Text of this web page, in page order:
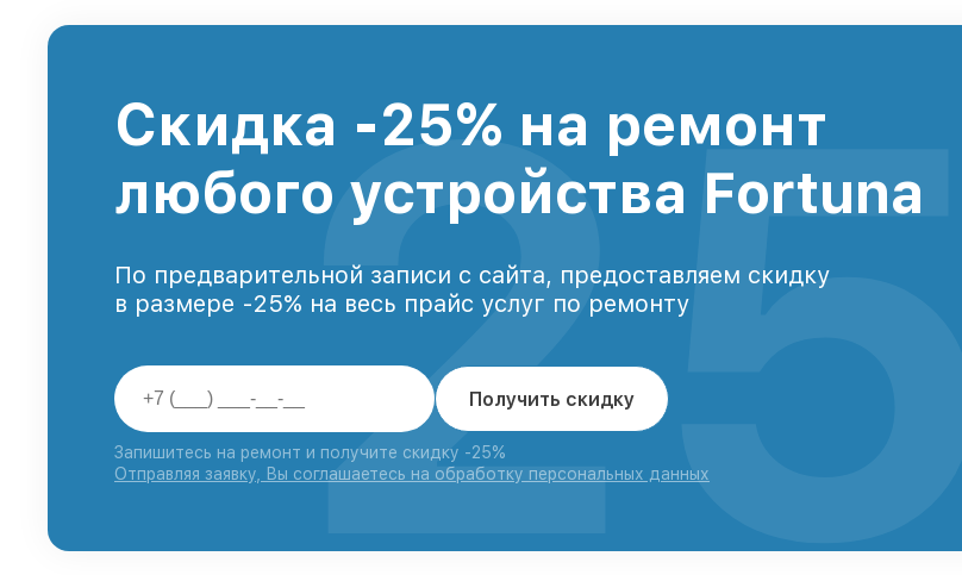
Скидка -25% на ремонт
любого устройства Fortuna
По предварительной записи с сайта, предоставляем скидку
в размере -25% на весь прайс услуг по ремонту
Получить скидку
Запишитесь на ремонт и получите скидку -25%
Отправляя заявку, Вы соглашаетесь на обработку персональных данных
25